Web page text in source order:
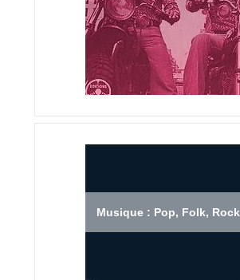
Musique : Pop, Folk, Rock